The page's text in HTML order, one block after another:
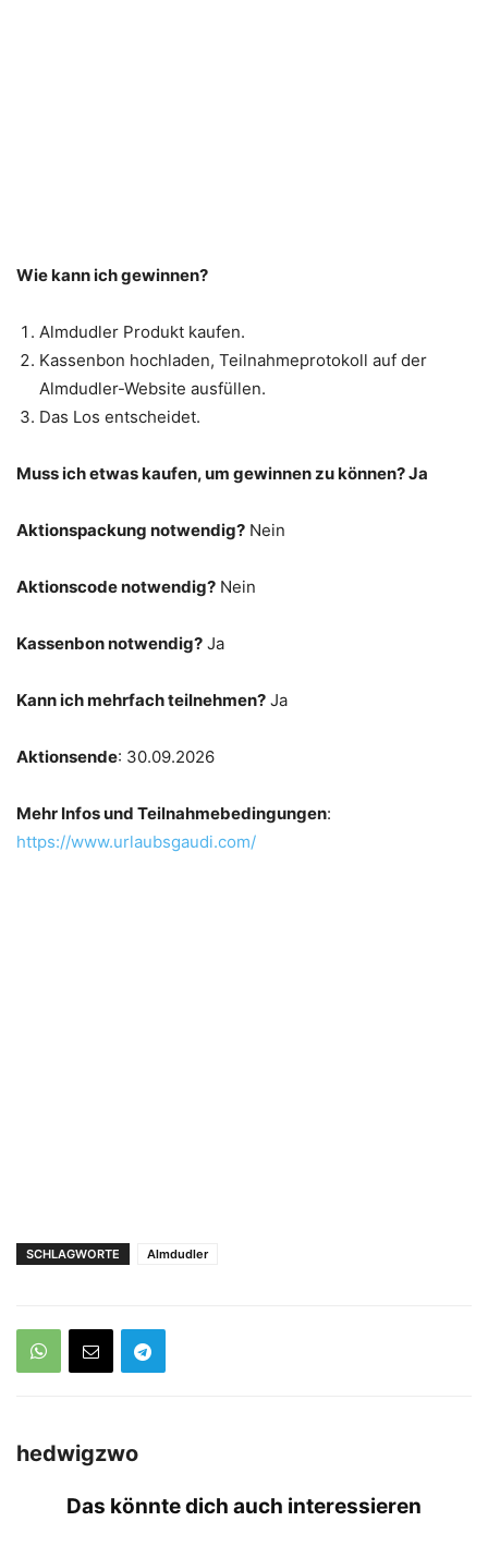
Wie kann ich gewinnen?
Almdudler Produkt kaufen.
Kassenbon hochladen, Teilnahmeprotokoll auf der
Almdudler-Website ausfüllen.
Das Los entscheidet.
Muss ich etwas kaufen, um gewinnen zu können? Ja
Aktionspackung notwendig? Nein
Aktionscode notwendig? Nein
Kassenbon notwendig? Ja
Kann ich mehrfach teilnehmen? Ja
Aktionsende: 30.09.2026
Mehr Infos und Teilnahmebedingungen:
https://www.urlaubsgaudi.com/
SCHLAGWORTE Almdudler
hedwigzwo
Das könnte dich auch interessieren